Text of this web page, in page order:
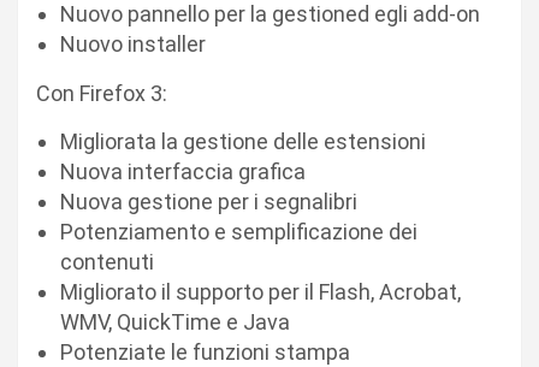
Nuovo pannello per la gestioned egli add-on
Nuovo installer
Con Firefox 3:
Migliorata la gestione delle estensioni
Nuova interfaccia grafica
Nuova gestione per i segnalibri
Potenziamento e semplificazione dei
contenuti
Migliorato il supporto per il Flash, Acrobat,
WMV, QuickTime e Java
Potenziate le funzioni stampa